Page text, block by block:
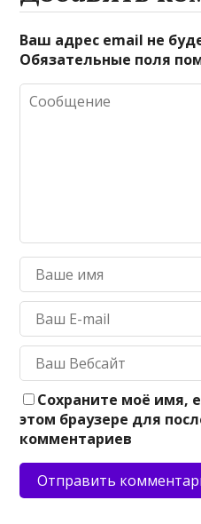
Ваш адрес email не
Обязательные поля
Сохраните моё имя,
этом браузере для
комментариев